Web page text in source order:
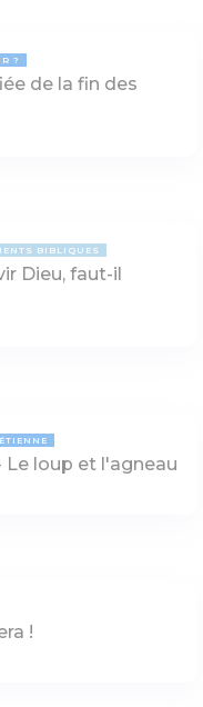
?
de la fin des
BIBLIQUES
Dieu, faut-il
Le loup et l'agneau
!